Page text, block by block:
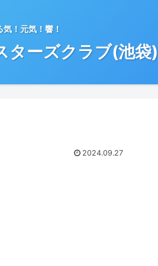
気！元気！響！
ターズクラブ(池袋)
2024.09.27